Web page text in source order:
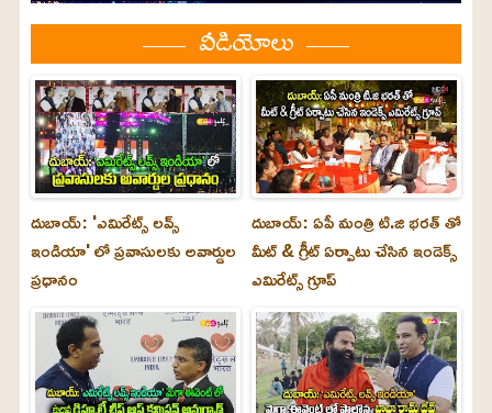
వీడియోలు
దుబాయ్: 'ఎమిరేట్స్ లవ్స్
ఇండియా' లో ప్రవాసులకు అవార్డుల
ప్రధానం
దుబాయ్: ఏపీ మంత్రి టి.జి భరత్ తో
మీట్ & గ్రీట్ ఏర్పాటు చేసిన ఇండెక్స్
ఎమిరేట్స్ గ్రూప్